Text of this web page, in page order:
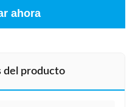
ahora
del producto